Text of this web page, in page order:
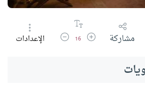
مشاركة زيادة حجم الخط
16 تقليل حجم الخط
الإعدادات